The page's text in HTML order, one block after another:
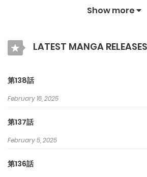
はあなたを楽しませ続けるためにオリジナ
Show more
LATEST MANGA RELEASES
第138話
February 16, 2025
第137話
February 5, 2025
第136話